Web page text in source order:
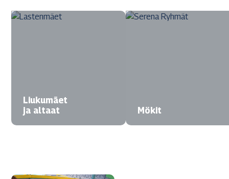
Liukumäet
ja altaat
Mökit